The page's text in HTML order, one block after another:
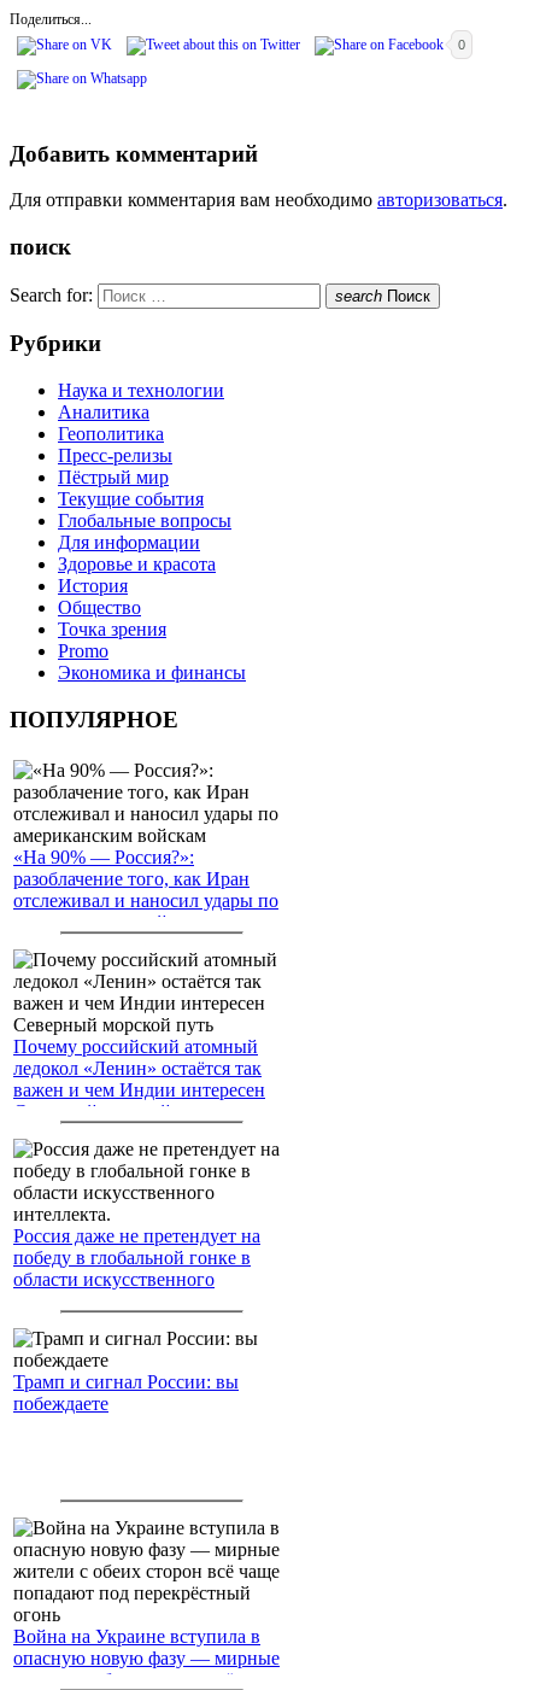
Поделиться...
0
Добавить комментарий
Для отправки комментария вам необходимо авторизоваться.
поиск
Search for: search Поиск
Рубрики
Наука и технологии
Аналитика
Геополитика
Пресс-релизы
Пёстрый мир
Текущие события
Глобальные вопросы
Для информации
Здоровье и красота
История
Общество
Точка зрения
Promo
Экономика и финансы
ПОПУЛЯРНОЕ
«На 90% — Россия?»:
разоблачение того, как Иран
отслеживал и наносил удары по
американским войскам
Почему российский атомный
ледокол «Ленин» остаётся так
важен и чем Индии интересен
Северный морской путь
Россия даже не претендует на
победу в глобальной гонке в
области искусственного
Трамп и сигнал России: вы
побеждаете
Война на Украине вступила в
опасную новую фазу — мирные
жители с обеих сторон всё чаще